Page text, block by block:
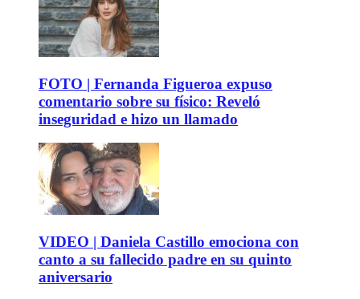
FOTO | Fernanda Figueroa expuso
comentario sobre su físico: Reveló
inseguridad e hizo un llamado
VIDEO | Daniela Castillo emociona con
canto a su fallecido padre en su quinto
aniversario